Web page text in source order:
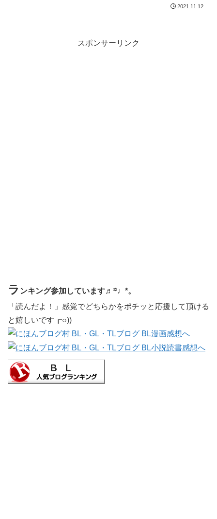
2021.11.12
スポンサーリンク
ラ ンキング参加しています♬꙳♩*。
「読んだよ！」感覚でどちらかをポチッと応援して頂ける
と嬉しいです┏○))